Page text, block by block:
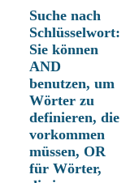
Suche nach
Schlüsselwort:
Sie können
AND
benutzen, um
Wörter zu
definieren, die
vorkommen
müssen, OR
für Wörter,